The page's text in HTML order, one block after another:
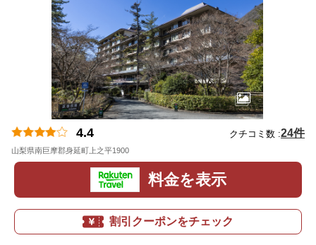
4.4 クチコミ数 :24件
山梨県南巨摩郡身延町上之平1900
料金を表示
割引クーポンをチェック